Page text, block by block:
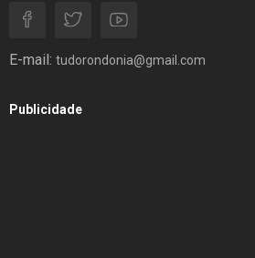
E-mail: tudorondonia@gmail.com
Publicidade